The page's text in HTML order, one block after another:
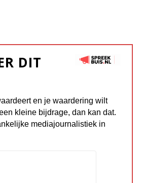
DIT
en je waardering wilt
kleine bijdrage, dan kan dat.
mediajournalistiek in